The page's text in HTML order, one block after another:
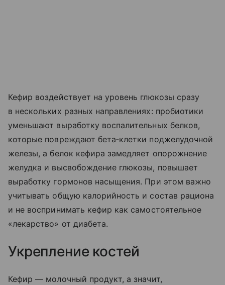
Кефир воздействует на уровень глюкозы сразу
в нескольких разных направлениях: пробиотики
уменьшают выработку воспалительных белков,
которые повреждают бета‑клетки поджелудочной
железы, а белок кефира замедляет опорожнение
желудка и высвобождение глюкозы, повышает
выработку гормонов насыщения. При этом важно
учитывать общую калорийность и состав рациона
и не воспринимать кефир как самостоятельное
«лекарство» от диабета.
Укрепление костей
Кефир — молочный продукт, а значит,